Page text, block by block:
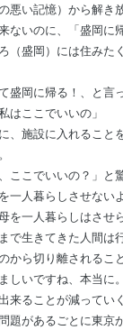
悪い記憶）から解き
ないのに、「盛岡に
（盛岡）には住みた
盛岡に帰る！、と言
はここでいいの」
、施設に入れること
ここでいいの？」と
一人暮らしさせない
を一人暮らしはさせ
で生きてきた人間は
から切り離されるこ
しいですね、本当に。
来ることが減ってい
題があるごとに東京